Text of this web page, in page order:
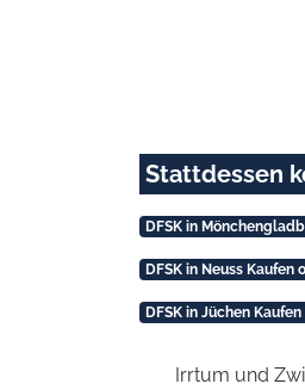
Stattdessen
DFSK in
DFSK in Neuss Kaufen
DFSK in Jüchen
Irrtum und